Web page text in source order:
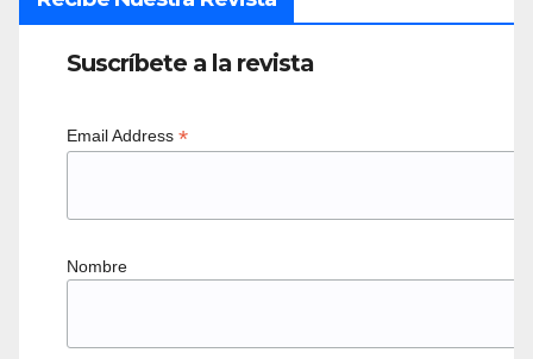
Suscríbete a la revista
Email Address *
Nombre